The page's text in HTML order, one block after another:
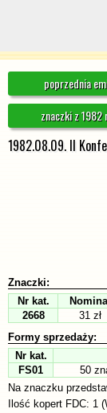
poprzednia
znaczki z 1982
1982.08.09. II
Znaczki:
Nr kat.
2668
31 zł
Formy sprzedaży:
Nr kat.
FS01
50
Na znaczku
Ilość kopert FDC: 1